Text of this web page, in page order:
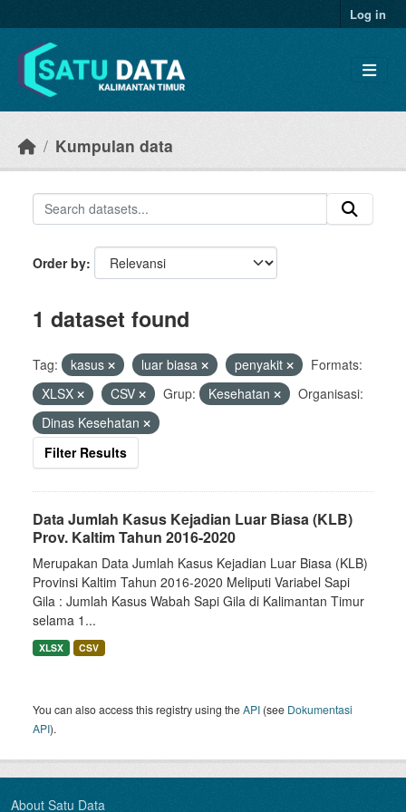
Log in
Kumpulan data
Order by
1 dataset found
Tag: kasus luar biasa penyakit
Formats:
XLSX
CSV Grup: Kesehatan
Organisasi:
Dinas Kesehatan
Filter Results
Data Jumlah Kasus Kejadian Luar Biasa (KLB)
Prov. Kaltim Tahun 2016-2020
Merupakan Data Jumlah Kasus Kejadian Luar Biasa (KLB)
Provinsi Kaltim Tahun 2016-2020 Meliputi Variabel Sapi
Gila : Jumlah Kasus Wabah Sapi Gila di Kalimantan Timur
selama 1...
XLSX CSV
You can also access this registry using theAPI (see Dokumentasi
API).
About Satu Data